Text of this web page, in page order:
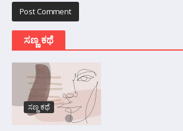
ಸಣ್ಣ ಕಥೆ
ಸಣ್ಣ ಕಥೆ